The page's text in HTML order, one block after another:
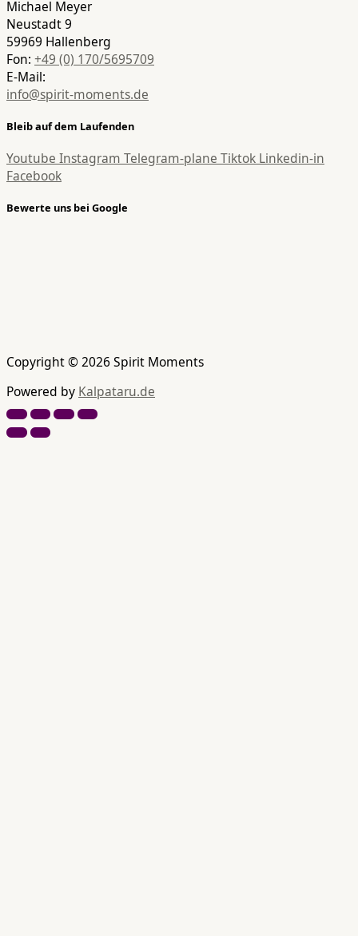
Michael Meyer
Neustadt 9
59969 Hallenberg
Fon: +49 (0) 170/5695709
E-Mail:
info@spirit-moments.de
Bleib auf dem Laufenden
Youtube Instagram Telegram-plane Tiktok Linkedin-in
Facebook
Bewerte uns bei Google
Copyright © 2026 Spirit Moments
Powered by Kalpataru.de